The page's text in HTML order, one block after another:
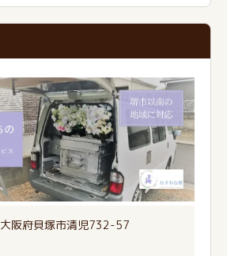
大阪府貝塚市清児732-57